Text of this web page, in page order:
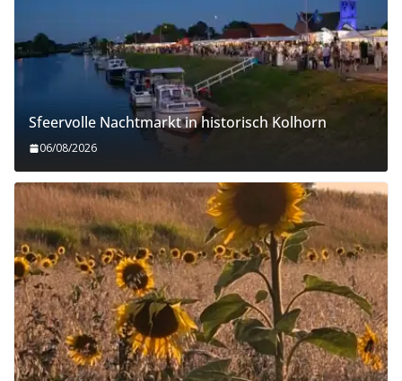
Sfeervolle Nachtmarkt in historisch Kolhorn
06/08/2026